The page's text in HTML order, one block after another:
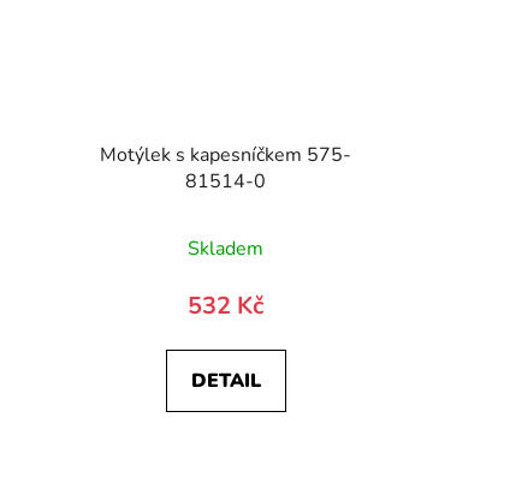
Motýlek s kapesníčkem 575-
81514-0
Skladem
532 Kč
DETAIL